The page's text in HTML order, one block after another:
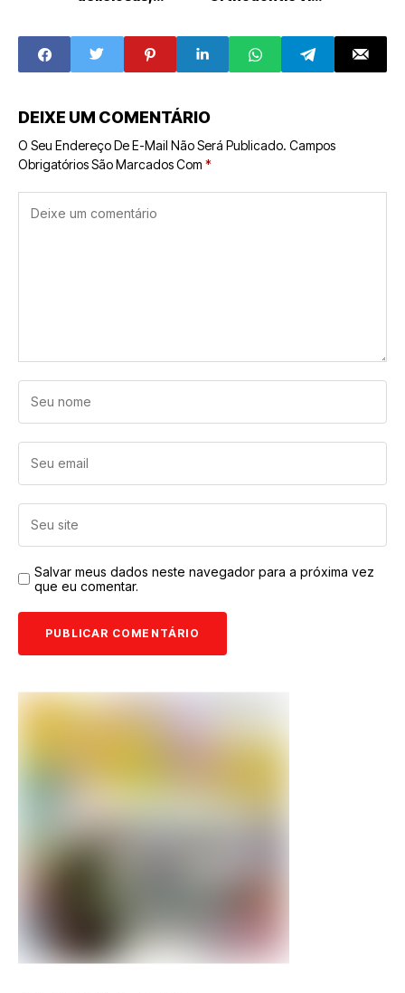
fortalecimento
de marca
DEIXE UM COMENTÁRIO
O Seu Endereço De E-Mail Não Será Publicado. Campos
Obrigatórios São Marcados Com *
Salvar meus dados neste navegador para a próxima vez
que eu comentar.